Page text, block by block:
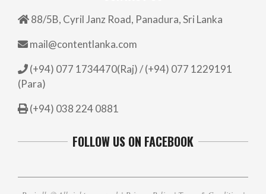
88/5B, Cyril Janz Road, Panadura, Sri Lanka
mail@contentlanka.com
(+94) 077 1734470(Raj) / (+94) 077 1229191
(Para)
(+94) 038 224 0881
FOLLOW US ON FACEBOOK